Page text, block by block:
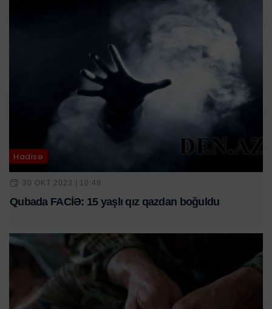
Hadisə
30 OKT 2023 | 10:48
Qubada FACİƏ: 15 yaşlı qız qazdan boğuldu